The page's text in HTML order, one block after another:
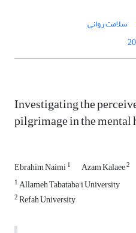
سلامت روانی
Investigating the
pilgrimage in the mental
Ebrahim Naimi1 Azam Kalaee2
1Allameh Tabataba'i University
2Refah University